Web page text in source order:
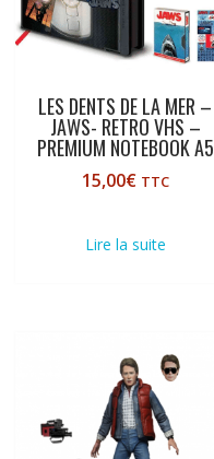
LES DENTS DE LA MER –
JAWS- RETRO VHS –
PREMIUM NOTEBOOK A5
15,00€ TTC
Lire la suite